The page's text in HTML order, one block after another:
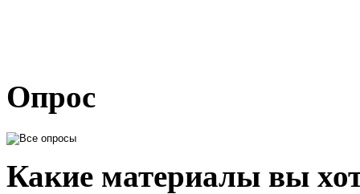
Опрос
Какие материалы вы